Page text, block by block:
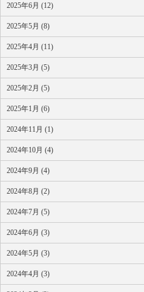
2025年6月 (12)
2025年5月 (8)
2025年4月 (11)
2025年3月 (5)
2025年2月 (5)
2025年1月 (6)
2024年11月 (1)
2024年10月 (4)
2024年9月 (4)
2024年8月 (2)
2024年7月 (5)
2024年6月 (3)
2024年5月 (3)
2024年4月 (3)